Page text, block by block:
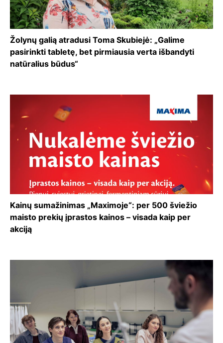
Žolynų galią atradusi Toma Skubiejė: „Galime
pasirinkti tabletę, bet pirmiausia verta išbandyti
natūralius būdus“
Kainų sumažinimas „Maximoje“: per 500 šviežio
maisto prekių įprastos kainos – visada kaip per
akciją